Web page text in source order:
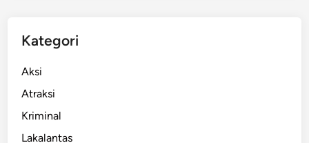
Kategori
Aksi
Atraksi
Kriminal
Lakalantas